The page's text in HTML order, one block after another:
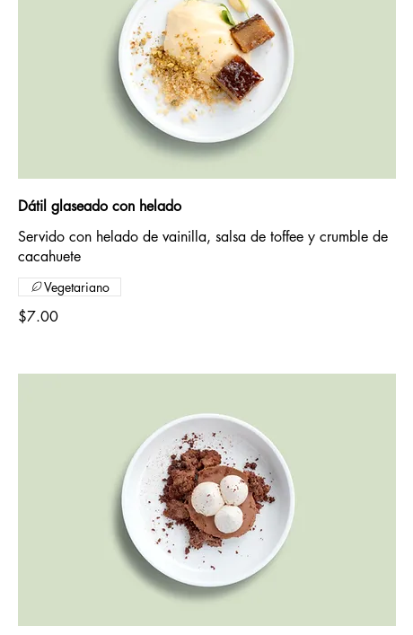
Dátil glaseado con helado
Servido con helado de vainilla, salsa de toffee y crumble de
cacahuete
$7.00
Vegetariano